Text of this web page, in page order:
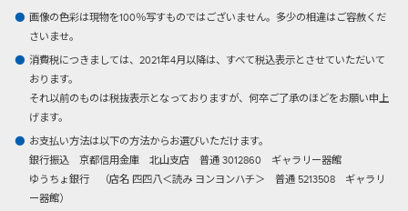
画像の色彩は現物を100％写すものではございません。多少の相違はご容赦くだ
さいませ。
消費税につきましては、2021年4月以降は、すべて税込表示とさせていただいて
おります。
それ以前のものは税抜表示となっておりますが、何卒ご了承のほどをお願い申上
げます。
お支払い方法は以下の方法からお選びいただけます。
銀行振込京都信用金庫 北山支店 普通 3012860 ギャラリー器館
ゆうちょ銀行 （店名 四四八＜読み ヨンヨンハチ＞ 普通 5213508 ギャラリ
ー器館）